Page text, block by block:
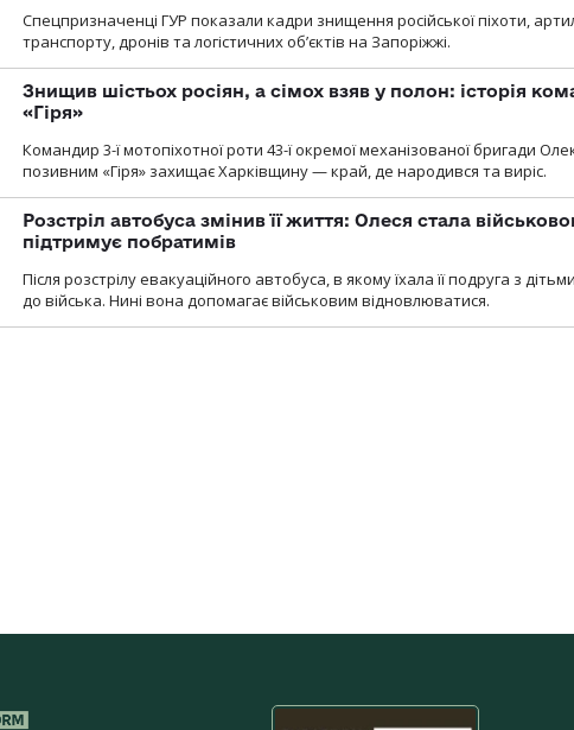
Спецпризначенці ГУР показали кадри знищення російської піхоти,
транспорту, дронів та логістичних об’єктів на Запоріжжі.
Знищив шістьох росіян, а сімох взяв у полон: історія
«Гіря»
Командир 3-ї мотопіхотної роти 43-ї окремої механізованої бригади
позивним «Гіря» захищає Харківщину — край, де народився та виріс.
Розстріл автобуса змінив її життя: Олеся стала
підтримує побратимів
Після розстрілу евакуаційного автобуса, в якому їхала її подруга з
до війська. Нині вона допомагає військовим відновлюватися.